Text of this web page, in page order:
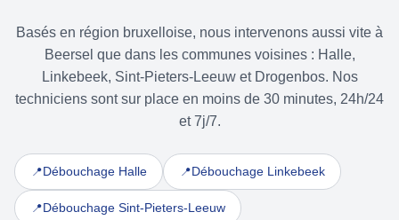
Basés en région bruxelloise, nous intervenons aussi vite à
Beersel que dans les communes voisines : Halle,
Linkebeek, Sint-Pieters-Leeuw et Drogenbos. Nos
techniciens sont sur place en moins de 30 minutes, 24h/24
et 7j/7.
📍Débouchage Halle 📍Débouchage Linkebeek
📍Débouchage Sint-Pieters-Leeuw